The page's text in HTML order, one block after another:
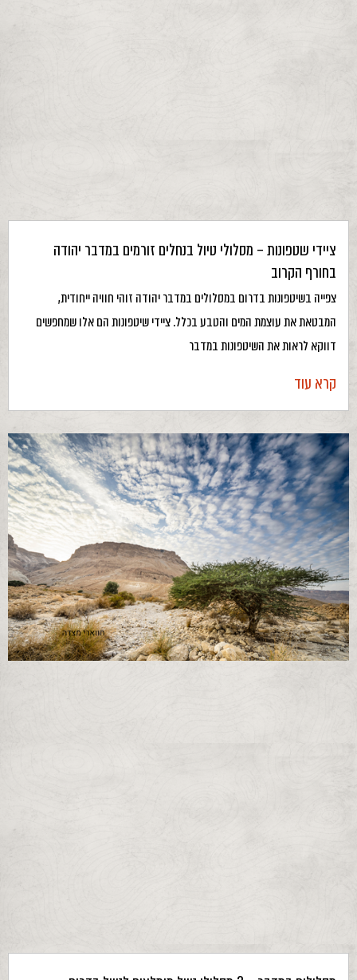
ציידי שטפונות – מסלולי טיול בנחלים זורמים במדבר יהודה
בחורף הקרוב
צפייה בשיטפונות בדרום במסלולים במדבר יהודה זוהי חוויה ייחודית,
המבטאת את עוצמת המים והטבע בכלל. ציידי שיטפונות הם אלו שמחפשים
דווקא לראות את השיטפונות במדבר
קרא עוד